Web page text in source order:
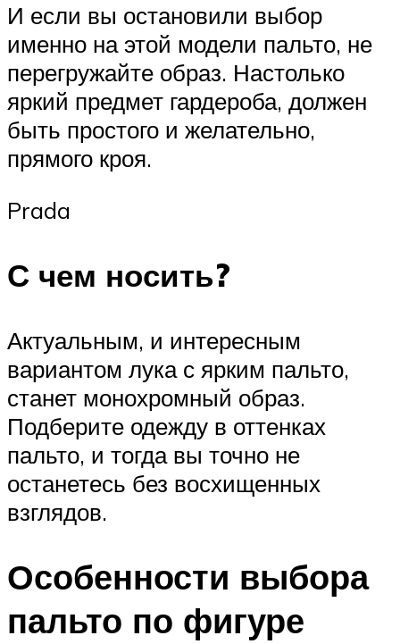
И если вы остановили выбор
именно на этой модели пальто, не
перегружайте образ. Настолько
яркий предмет гардероба, должен
быть простого и желательно,
прямого кроя.
Prada
С чем носить?
Актуальным, и интересным
вариантом лука с ярким пальто,
станет монохромный образ.
Подберите одежду в оттенках
пальто, и тогда вы точно не
останетесь без восхищенных
взглядов.
Особенности выбора
пальто по фигуре